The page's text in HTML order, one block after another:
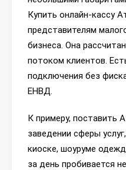
Купить онлайн-кассу
представителям
бизнеса. Она
потоком клиентов.
подключения без
ЕНВД.
К примеру, поставить
заведении сферы
киоске, шоуруме
за день пробивается